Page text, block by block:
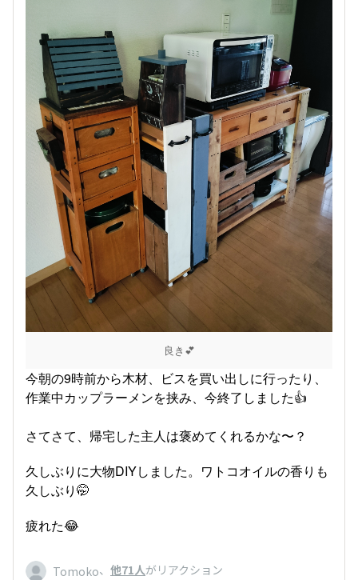
良き💕
今朝の9時前から木材、ビスを買い出しに行ったり、
作業中カップラーメンを挟み、今終了しました👍
さてさて、帰宅した主人は褒めてくれるかな〜？
久しぶりに大物DIYしました。ワトコオイルの香りも
久しぶり🤭
疲れた😂
Tomoko、 他71人がリアクション